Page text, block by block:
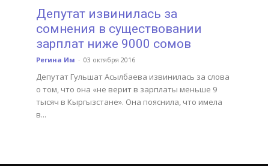
Депутат извинилась за
сомнения в существовании
зарплат ниже 9000 сомов
Регина Им - 03 октября 2016
Депутат Гульшат Асылбаева извинилась за слова
о том, что она «не верит в зарплаты меньше 9
тысяч в Кыргызстане». Она пояснила, что имела
в...